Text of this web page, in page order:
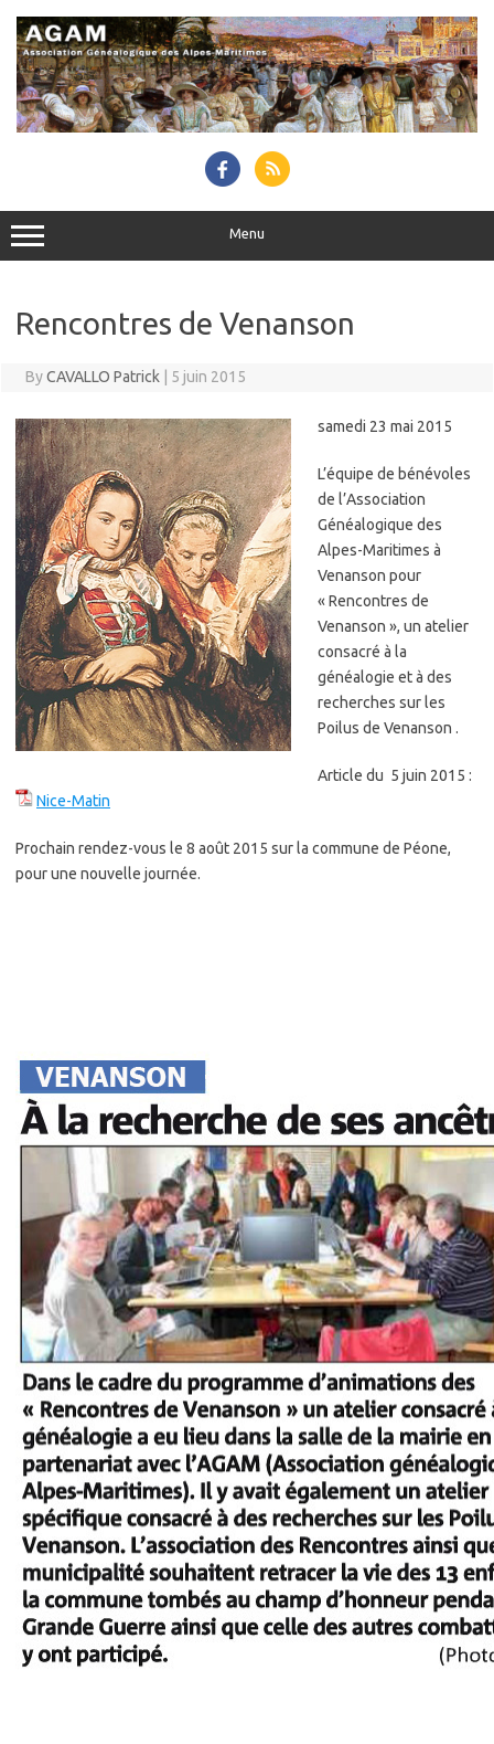
content
Menu
Rencontres de Venanson
ByCAVALLO Patrick | 5 juin 2015
samedi 23 mai 2015
L’équipe de bénévoles
de l’Association
Généalogique des
Alpes-Maritimes à
Venanson pour
« Rencontres de
Venanson », un atelier
consacré à la
généalogie et à des
recherches sur les
Poilus de Venanson .
Article du 5 juin 2015 :
Nice-Matin
Prochain rendez-vous le 8 août 2015 sur la commune de Péone,
pour une nouvelle journée.